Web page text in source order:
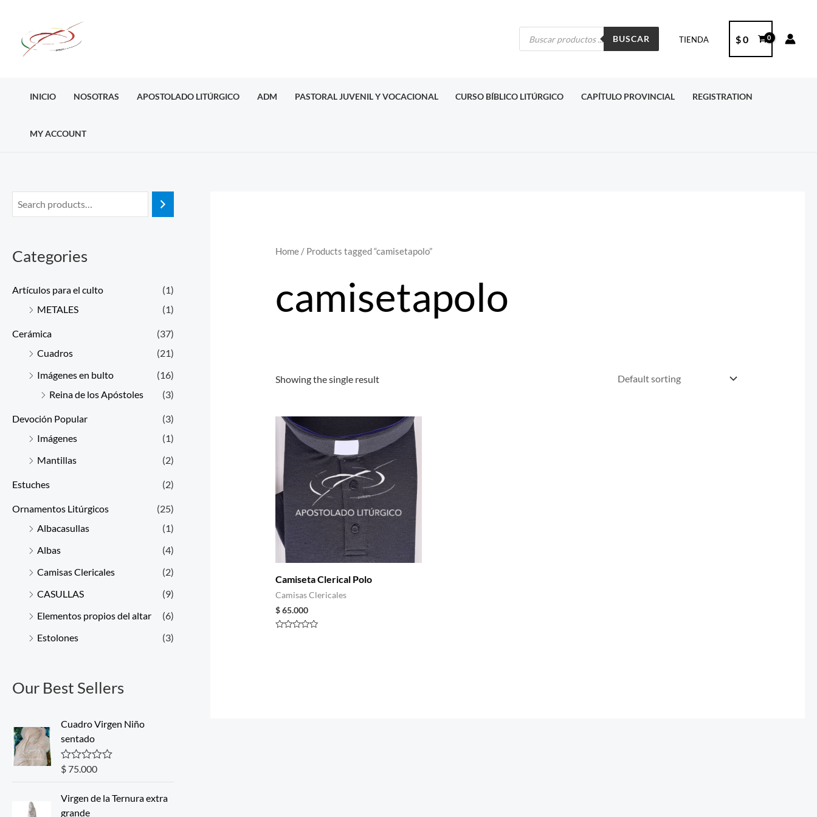
contenido
Búsqueda
productos
BUSCAR TIENDA $0
INICIO NOSOTRAS APOSTOLADO LITÚRGICO ADM PASTORAL JUVENIL Y VOCACIONAL CURSO BÍBLICO LITÚRGICO CAPÍTULO PROVINCIAL REGISTRATION
MY ACCOUNT
Categories
Artículos para el culto
(1)
METALES
(1)
Cerámica
(37)
Cuadros
(21)
Imágenes en bulto
(16)
Reina de los Apóstoles
(3)
Devoción Popular
(3)
Imágenes
(1)
Mantillas
(2)
Estuches (2)
Ornamentos Litúrgicos
(25)
Albacasullas
(1)
Albas
(4)
Camisas Clericales
(2)
CASULLAS
(9)
Elementos propios del altar
(6)
Estolones
(3)
Our Best Sellers
Cuadro Virgen Niño
sentado
R
e
$75.000
Virgen de la Ternura extra
grande
Home/ Products tagged “camisetapolo”
camisetapolo
Showing the single result
Camiseta Clerical Polo
Camisas Clericales
$65.000